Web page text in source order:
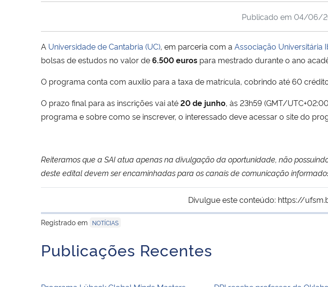
Publicado em 04/06/
A Universidade de Cantabria (UC), em parceria com a Associação Universitária
bolsas de estudos no valor de6.500 euros para mestrado durante o ano
O programa conta com auxílio para a taxa de matrícula, cobrindo até 60
O prazo final para as inscrições vai até20 de junho, às 23h59 (GMT/
programa e sobre como se inscrever, o interessado deve acessar o site do
Reiteramos que a SAI atua apenas na divulgação da oportunidade, não
deste edital devem ser encaminhadas para os canais de comunicação
Divulgue este conteúdo: https://
Registrado em
NOTÍCIAS
Publicações Recentes